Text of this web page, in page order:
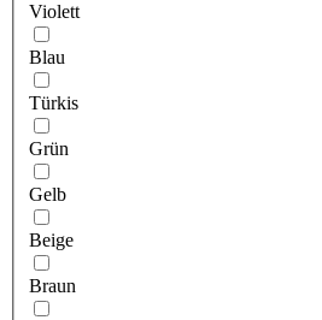
Violett
Blau
Türkis
Grün
Gelb
Beige
Braun